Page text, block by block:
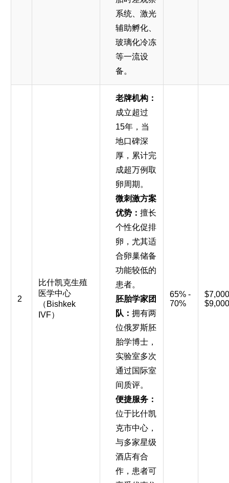
系统、激光
辅助孵化、
玻璃化冷冻
等一流设
备。
2
比什凯克生殖
医学中心
（Bishkek
IVF）
老牌机构：
成立超过
15年，当
地口碑深
厚，累计完
成超万例取
卵周期。
微刺激方案
优势： 擅长
个性化促排
卵，尤其适
合卵巢储备
功能较低的
患者。
胚胎学家团
队： 拥有两
位俄罗斯胚
胎学博士，
实验室多次
通过国际室
间质评。
便捷服务：
位于比什凯
克市中心，
与多家星级
酒店有合
作，患者可
65% -
70%
$9,000